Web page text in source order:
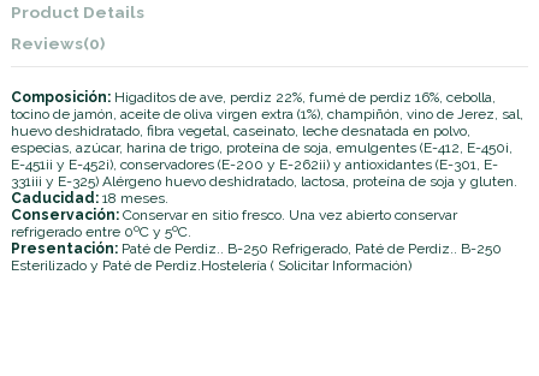
Product Details
Reviews(0)
Composición: Higaditos de ave, perdiz 22%, fumé de perdiz 16%, cebolla,
tocino de jamón, aceite de oliva virgen extra (1%), champiñón, vino de Jerez, sal,
huevo deshidratado, fibra vegetal, caseinato, leche desnatada en polvo,
especias, azúcar, harina de trigo, proteína de soja, emulgentes (E-412, E-450i,
E-451ii y E-452i), conservadores (E-200 y E-262ii) y antioxidantes (E-301, E-
331iii y E-325) Alérgeno huevo deshidratado, lactosa, proteína de soja y gluten.
Caducidad: 18 meses.
Conservación: Conservar en sitio fresco. Una vez abierto conservar
refrigerado entre 0ºC y 5ºC.
Presentación: Paté de Perdiz.. B-250 Refrigerado, Paté de Perdiz.. B-250
Esterilizado y Paté de Perdiz.Hostelería ( Solicitar Información)